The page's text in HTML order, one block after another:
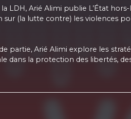
Arié Alimi publie L’État
(la lutte contre) les violences
partie, Arié Alimi explore les
dans la protection des libertés,